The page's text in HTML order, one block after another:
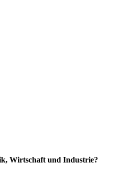
Wirtschaft und Industrie?